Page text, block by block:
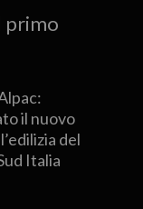
primo
il nuovo
del
Italia